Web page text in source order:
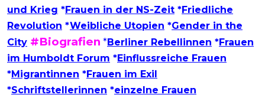
und Krieg *Frauen in der NS-Zeit *Friedliche
Revolution *Weibliche Utopien *Gender in the
City #Biografien *Berliner Rebellinnen *Frauen
im Humboldt Forum *Einflussreiche Frauen
*Migrantinnen *Frauen im Exil
*Schriftstellerinnen *einzelne Frauen